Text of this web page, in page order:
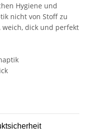
Hygiene und
nicht von Stoff zu
dick und perfekt